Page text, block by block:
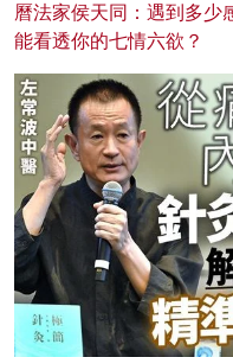
曆法家侯天同：遇到多少
能看透你的七情六欲？